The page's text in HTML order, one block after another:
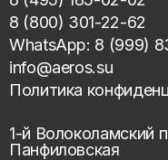
8 (800) 301-22-62
WhatsApp: 8 (999)
info@aeros.su
Политика
1-й Волоколамский
Панфиловская